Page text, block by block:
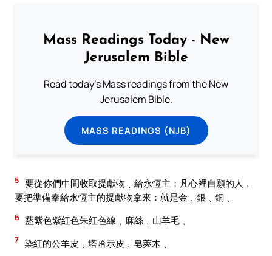
Mass Readings Today - New
Jerusalem Bible
Read today's Mass readings from the New
Jerusalem Bible.
MASS READINGS (NJB)
5 要從你們中間收取提獻物﹑給永恆主；凡心裡自願的人﹐
要把準備奉給永恆主的提獻物拿來：就是金﹑銀﹑銅﹑
6 藍紫色紫紅色朱紅色線﹑麻絲﹑山羊毛﹑
7 染紅的公羊皮﹑塔哈示皮﹑皂莢木﹑